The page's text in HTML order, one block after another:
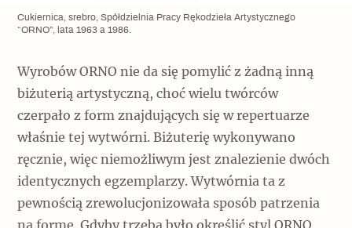
Cukiernica, srebro, Spółdzielnia Pracy Rękodzieła Artystycznego
“ORNO”, lata 1963 a 1986.
Wyrobów ORNO nie da się pomylić z żadną inną
biżuterią artystyczną, choć wielu twórców
czerpało z form znajdujących się w repertuarze
właśnie tej wytwórni. Biżuterię wykonywano
ręcznie, więc niemożliwym jest znalezienie dwóch
identycznych egzemplarzy. Wytwórnia ta z
pewnością zrewolucjonizowała sposób patrzenia
na formę. Gdyby trzeba było określić styl ORNO